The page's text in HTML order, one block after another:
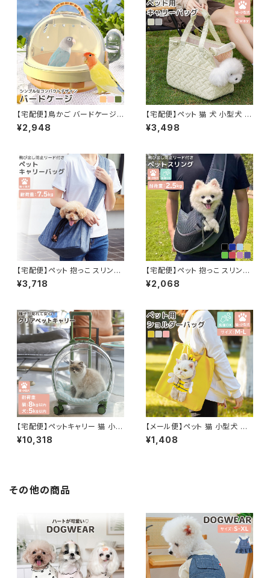
【宅配便】鳥かご バードケージ
キャリーケース 持ち運び 取っ手
ペット用品 半透明 中が見える
¥2,948
【宅配便】ペット 猫 犬 小型犬 か
ばん ペットグッズ ボストンバッグ
ショルダーバッグ 2way ショル
¥3,498
【宅配便】ペット 抱っこ スリング
キャリーバッグ 犬 小型犬 猫 シ
ョルダーバッグ ペットグッズ デニ
¥3,718
【宅配便】ペット 抱っこ スリング
メッシュ キャリーバッグ 犬 小型
犬 猫 ペットグッズ ペット鞄 ドッ
¥2,068
【宅配便】ペットキャリー 猫 小型
犬 キャスター付き 4輪 360度
回転 ペット用品 2way キャリー
¥10,318
【メール便】ペット 猫 小型犬 か
ばん ペットグッズ トートバッグ
キャリーバッグ キャンバスバッグ
¥1,408
その他の商品